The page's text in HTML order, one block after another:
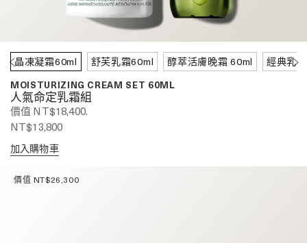
晶凍凝霜60ml 舒芙乳霜60ml 醇萃活膚晚霜 60ml 經典乳
MOISTURIZING CREAM SET 60ML
人氣命定乳霜組
價值 NT$18,400.
NT$13,800
加入購物車
價值 NT$26,300